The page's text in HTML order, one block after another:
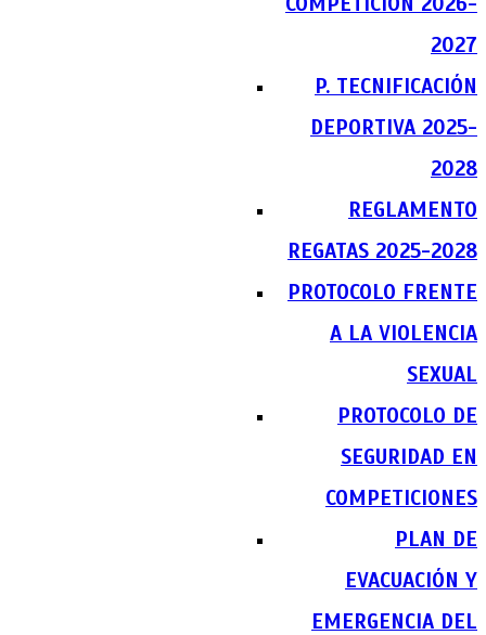
2027
P. TECNIFICACIÓN
DEPORTIVA 2025-
2028
REGLAMENTO
REGATAS 2025-2028
PROTOCOLO FRENTE
A LA VIOLENCIA
SEXUAL
PROTOCOLO DE
SEGURIDAD EN
COMPETICIONES
PLAN DE
EVACUACIÓN Y
EMERGENCIA DEL